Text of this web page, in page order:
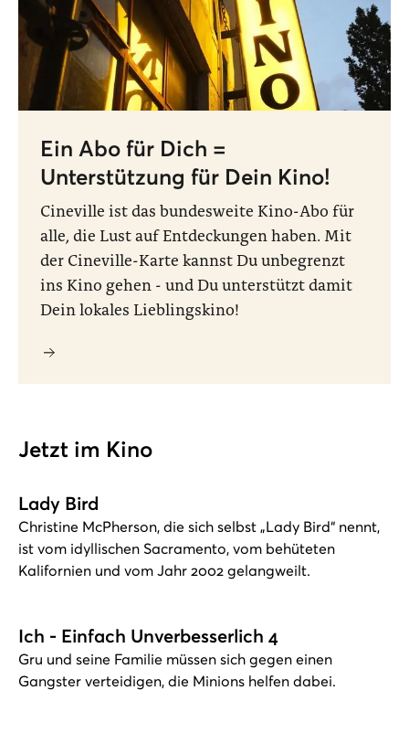
Ein Abo für Dich =
Unterstützung für Dein Kino!
Cineville ist das bundesweite Kino-Abo für
alle, die Lust auf Entdeckungen haben. Mit
der Cineville-Karte kannst Du unbegrenzt
ins Kino gehen - und Du unterstützt damit
Dein lokales Lieblingskino!
Jetzt im Kino
Lady Bird
Christine McPherson, die sich selbst „Lady Bird“ nennt,
ist vom idyllischen Sacramento, vom behüteten
Kalifornien und vom Jahr 2002 gelangweilt.
Ich - Einfach Unverbesserlich 4
Gru und seine Familie müssen sich gegen einen
Gangster verteidigen, die Minions helfen dabei.